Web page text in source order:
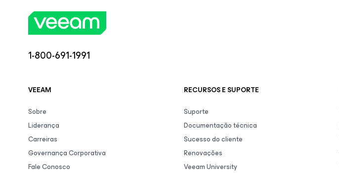
1-800-691-1991
VEEAM
Sobre
Liderança
Carreiras
Governança Corporativa
Fale Conosco
RECURSOS E SUPORTE
Suporte
Documentação técnica
Sucesso do cliente
Renovações
Veeam University